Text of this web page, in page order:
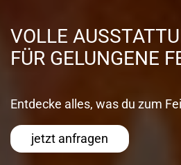
VOLLE
FÜR GELUNGENE
Entdecke alles, was du zum
jetzt anfragen